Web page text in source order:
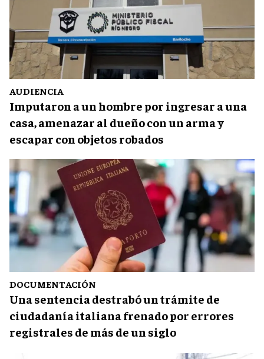
AUDIENCIA
Imputaron a un hombre por ingresar a una
casa, amenazar al dueño con un arma y
escapar con objetos robados
DOCUMENTACIÓN
Una sentencia destrabó un trámite de
ciudadanía italiana frenado por errores
registrales de más de un siglo